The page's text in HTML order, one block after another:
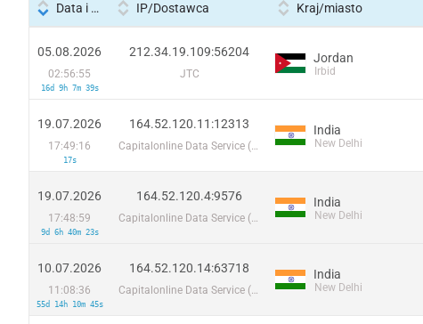
Data i godzina IP/Dostawca Kraj/miasto
05.08.2026
02:56:55
16d 9h 7m 39s
212.34.19.109:56204
JTC
Jordan
Irbid
19.07.2026
17:49:16
17s
164.52.120.11:12313
Capitalonline Data Service (HK) Co
India
New Delhi
19.07.2026
17:48:59
9d 6h 40m 23s
164.52.120.4:9576
Capitalonline Data Service (HK) Co
India
New Delhi
10.07.2026
11:08:36
55d 14h 10m 45s
164.52.120.14:63718
Capitalonline Data Service (HK) Co
India
New Delhi